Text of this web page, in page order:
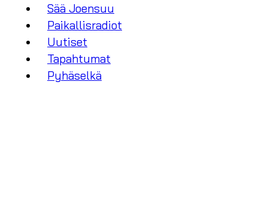
Sää Joensuu
Paikallisradiot
Uutiset
Tapahtumat
Pyhäselkä